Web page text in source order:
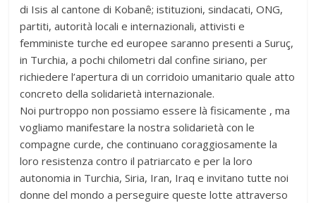
di Isis al cantone di Kobanê; istituzioni, sindacati, ONG,
partiti, autorità locali e internazionali, attivisti e
femministe turche ed europee saranno presenti a Suruç,
in Turchia, a pochi chilometri dal confine siriano, per
richiedere l’apertura di un corridoio umanitario quale atto
concreto della solidarietà internazionale.
Noi purtroppo non possiamo essere là fisicamente , ma
vogliamo manifestare la nostra solidarietà con le
compagne curde, che continuano coraggiosamente la
loro resistenza contro il patriarcato e per la loro
autonomia in Turchia, Siria, Iran, Iraq e invitano tutte noi
donne del mondo a perseguire queste lotte attraverso